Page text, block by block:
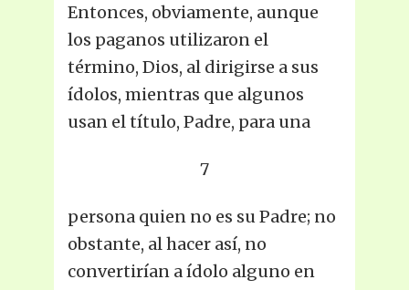
Entonces, obviamente, aunque
los paganos utilizaron el
término, Dios, al dirigirse a sus
ídolos, mientras que algunos
usan el título, Padre, para una
7
persona quien no es su Padre; no
obstante, al hacer así, no
convertirían a ídolo alguno en